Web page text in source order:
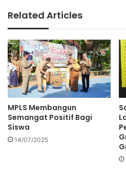
Related Articles
MPLS Membangun
Semangat Positif Bagi
Siswa
14/07/2025